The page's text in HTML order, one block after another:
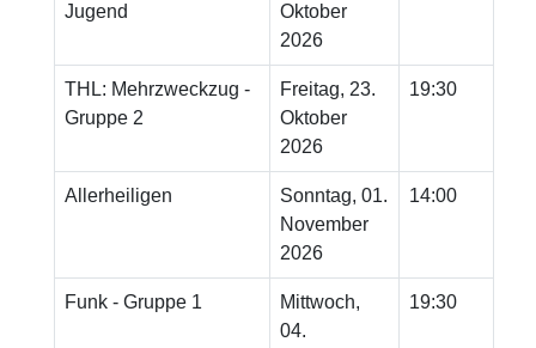
Jugend
Oktober
2026
THL: Mehrzweckzug -
Gruppe 2
Freitag, 23.
Oktober
2026
19:30
Allerheiligen
Sonntag, 01.
November
2026
14:00
Funk - Gruppe 1
Mittwoch,
04.
19:30